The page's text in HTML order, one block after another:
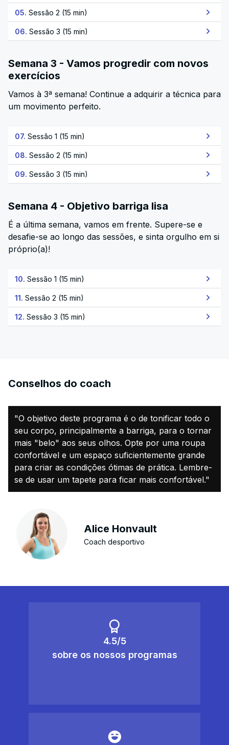
05. Sessão 2 (15 min)
06. Sessão 3 (15 min)
Semana 3 - Vamos progredir com novos
exercícios
Vamos à 3ª semana! Continue a adquirir a técnica para
um movimento perfeito.
07. Sessão 1 (15 min)
08. Sessão 2 (15 min)
09. Sessão 3 (15 min)
Semana 4 - Objetivo barriga lisa
É a última semana, vamos em frente. Supere-se e
desafie-se ao longo das sessões, e sinta orgulho em si
próprio(a)!
10. Sessão 1 (15 min)
11. Sessão 2 (15 min)
12. Sessão 3 (15 min)
Conselhos do coach
"O objetivo deste programa é o de tonificar todo o
seu corpo, principalmente a barriga, para o tornar
mais "belo" aos seus olhos. Opte por uma roupa
confortável e um espaço suficientemente grande
para criar as condições ótimas de prática. Lembre-
se de usar um tapete para ficar mais confortável."
Alice Honvault
Coach desportivo
4.5/5
sobre os nossos programas